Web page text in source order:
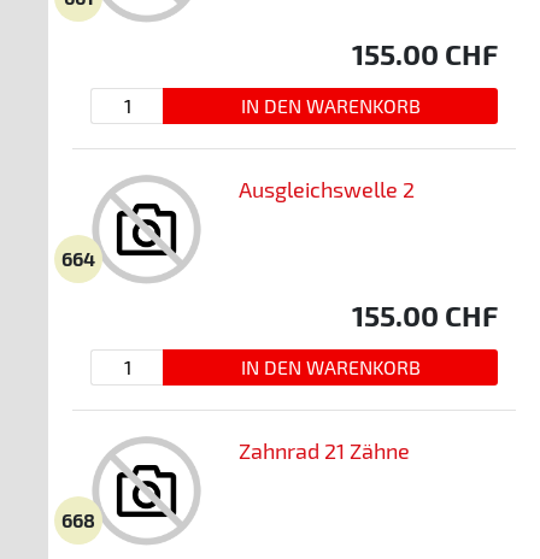
155.00 CHF
664
Ausgleichswelle 2
155.00 CHF
668
Zahnrad 21 Zähne